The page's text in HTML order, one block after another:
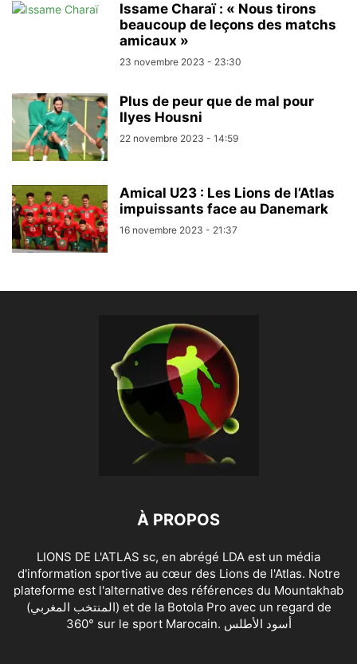
Issame Charaï : « Nous tirons
beaucoup de leçons des matchs
amicaux »
23 novembre 2023 - 23:30
Plus de peur que de mal pour
Ilyes Housni
22 novembre 2023 - 14:59
Amical U23 : Les Lions de l’Atlas
impuissants face au Danemark
16 novembre 2023 - 21:37
À PROPOS
LIONS DE L'ATLAS sc, en abrégé LDA est un média
d'information sportive au cœur des Lions de l'Atlas. Notre
plateforme est l'alternative des références du Mountakhab
(المنتخب المغربي) et de la Botola Pro avec un regard de
360° sur le sport Marocain. أسود الأطلس